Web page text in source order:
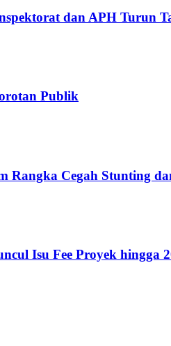
dan APH Turun
Publik
Rangka Cegah Stunting
Isu Fee Proyek hingga